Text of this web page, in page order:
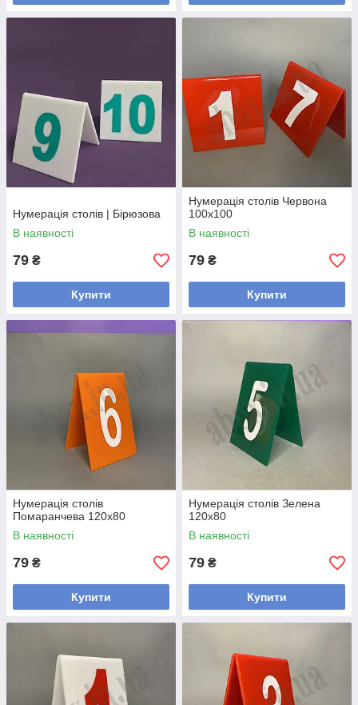
Нумерація столів | Бірюзова
В наявності
79 ₴
Купити
Нумерація столів Червона
100х100
В наявності
79 ₴
Купити
Нумерація столів
Помаранчева 120х80
В наявності
79 ₴
Купити
Нумерація столів Зелена
120х80
В наявності
79 ₴
Купити